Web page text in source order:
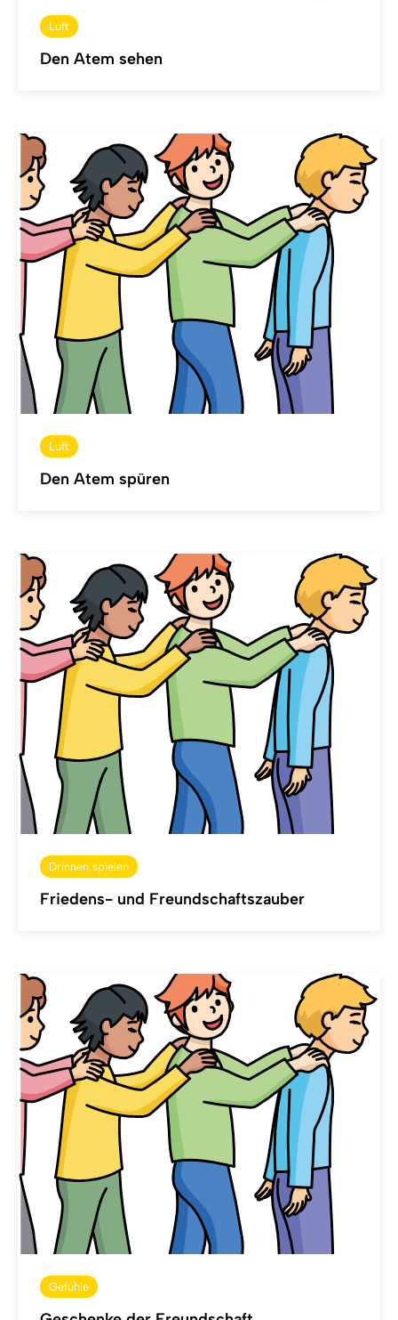
Luft
Den Atem sehen
Luft
Den Atem spüren
Drinnen spielen
Friedens- und Freundschaftszauber
Gefühle